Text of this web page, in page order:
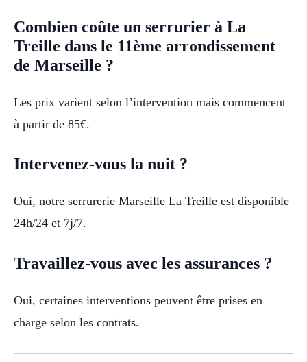
Combien coûte un serrurier à La
Treille dans le 11ème arrondissement
de Marseille ?
Les prix varient selon l’intervention mais commencent
à partir de 85€.
Intervenez-vous la nuit ?
Oui, notre serrurerie Marseille La Treille est disponible
24h/24 et 7j/7.
Travaillez-vous avec les assurances ?
Oui, certaines interventions peuvent être prises en
charge selon les contrats.